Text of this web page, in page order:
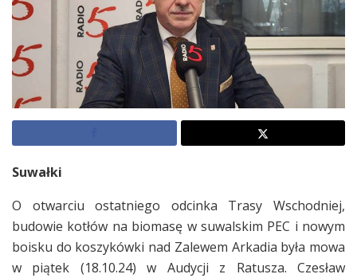
Suwałki
O otwarciu ostatniego odcinka Trasy Wschodniej,
budowie kotłów na biomasę w suwalskim PEC i nowym
boisku do koszykówki nad Zalewem Arkadia była mowa
w piątek (18.10.24) w Audycji z Ratusza. Czesław